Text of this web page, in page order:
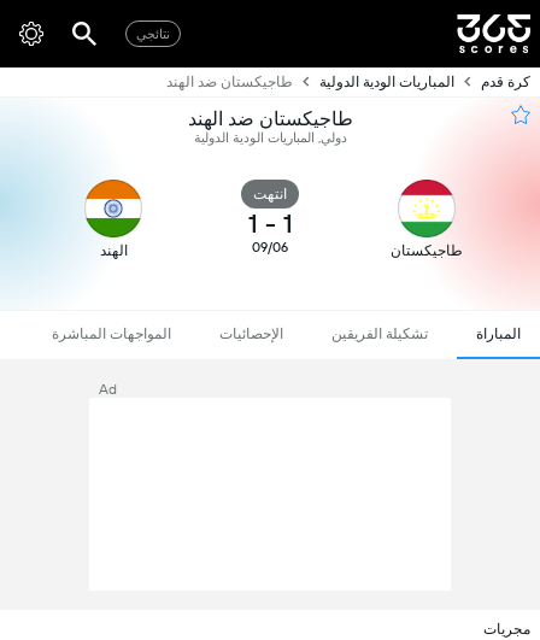
نتائجي
كرة قدم المباريات الودية الدولية طاجيكستان ضد الهند
طاجيكستان ضد الهند
دولي, المباريات الودية الدولية
طاجيكستان
انتهت
1
-
1
09/06 الهند
المباراة تشكيلة الفريقين الإحصائيات المواجهات المباشرة
Ad
مجريات